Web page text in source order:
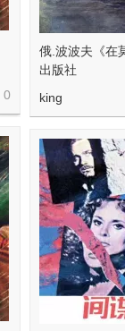
俄.波波夫《在
出版社
king
0